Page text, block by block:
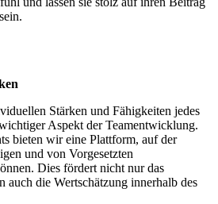
Stärken und Fähigkeiten jedes
Aspekt der Teamentwicklung.
bieten wir eine Plattform, auf der
und von Vorgesetzten
Dies fördert nicht nur das
auch die Wertschätzung innerhalb des